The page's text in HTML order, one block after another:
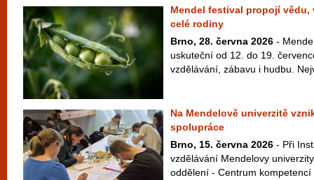
Mendel festival propojí vědu,
celé rodiny
Brno, 28. června 2026 -
uskuteční od 12. do 19.
vzdělávání, zábavu i hudbu.
Na Mendelově univerzitě
spolupráce
Brno, 15. června 2026 - Při
vzdělávání Mendelovy
oddělení - Centrum